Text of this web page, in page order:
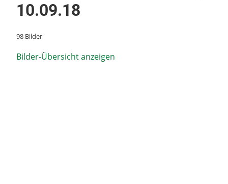
10.09.18
98 Bilder
Bilder-Übersicht anzeigen